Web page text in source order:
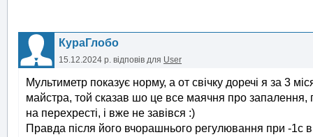
КураГлобо
15.12.2024 р. відповів для User
Мультиметр показує норму, а от свічку доречі я за 3
майстра, той сказав шо це все маячня про запалення,
на перехресті, і вже не завівся :)
Правда після його вчорашнього регулювання при -1с